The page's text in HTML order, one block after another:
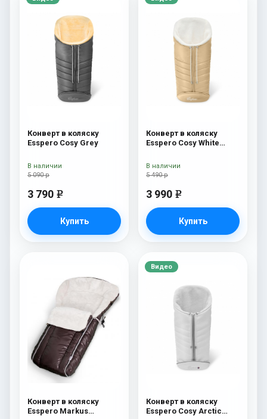
Конверт в коляску
Esspero Cosy Grey
5 090 р
3 790 e
Купить
В наличии
Конверт в коляску
Esspero Cosy White
5 490 р
3 990 e
Купить
В наличии
Конверт в коляску
Esspero Markus
Видео
Конверт в коляску
Esspero Cosy Arctic